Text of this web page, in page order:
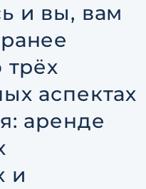
и вы, вам
трёх
аспектах
аренде
и